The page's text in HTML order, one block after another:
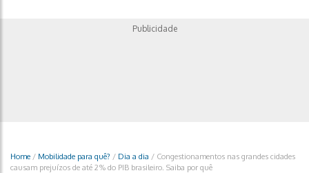
Publicidade
Home / Mobilidade para quê? / Dia a dia / Congestionamentos nas grandes cidades
causam prejuízos de até 2% do PIB brasileiro. Saiba por quê